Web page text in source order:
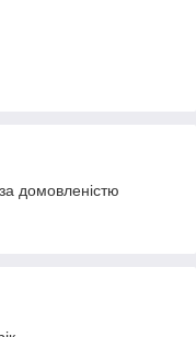
домовленістю